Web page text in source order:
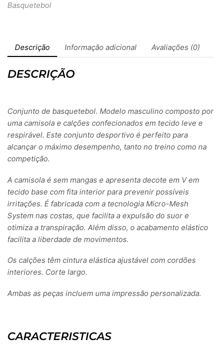
Basquetebol
Descrição Informação adicional Avaliações (0)
DESCRIÇÃO
Conjunto de basquetebol. Modelo masculino composto por
uma camisola e calções confecionados em tecido leve e
respirável. Este conjunto desportivo é perfeito para
alcançar o máximo desempenho, tanto no treino como na
competição.
A camisola é sem mangas e apresenta decote em V em
tecido base com fita interior para prevenir possíveis
irritações. É fabricada com a tecnologia Micro-Mesh
System nas costas, que facilita a expulsão do suor e
otimiza a transpiração. Além disso, o acabamento elástico
facilita a liberdade de movimentos.
Os calções têm cintura elástica ajustável com cordões
interiores. Corte largo.
Ambas as peças incluem uma impressão personalizada.
CARACTERISTICAS